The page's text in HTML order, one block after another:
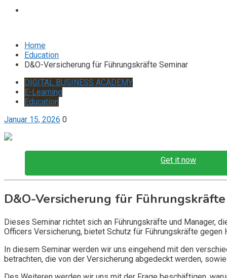
Home
Education
D&O-Versicherung für Führungskräfte Seminar
DIGITAL BUSINESS ACADEMY
E-Learning
Education
Januar 15, 2026 0
Get it now
D&O-Versicherung für
Dieses Seminar richtet sich an Führungskräfte und Manager,
Officers Versicherung, bietet Schutz für Führungskräfte
In diesem Seminar werden wir uns eingehend mit den
betrachten, die von der Versicherung abgedeckt werden,